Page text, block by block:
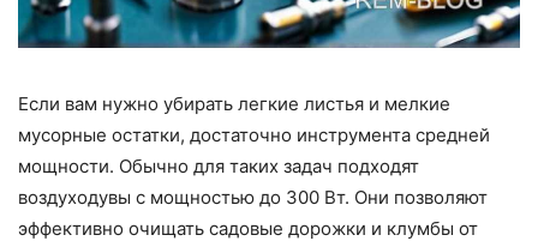
Если вам нужно убирать легкие листья и мелкие
мусорные остатки, достаточно инструмента средней
мощности. Обычно для таких задач подходят
воздуходувы с мощностью до 300 Вт. Они позволяют
эффективно очищать садовые дорожки и клумбы от